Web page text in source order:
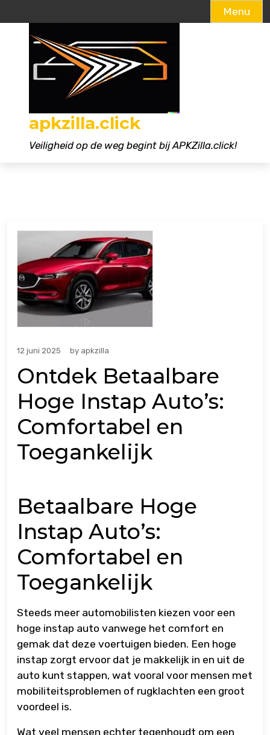
Menu
apkzilla.click
Veiligheid op de weg begint bij APKZilla.click!
12 juni 2025 by apkzilla
Ontdek Betaalbare
Hoge Instap Auto’s:
Comfortabel en
Toegankelijk
Betaalbare Hoge
Instap Auto’s:
Comfortabel en
Toegankelijk
Steeds meer automobilisten kiezen voor een
hoge instap auto vanwege het comfort en
gemak dat deze voertuigen bieden. Een hoge
instap zorgt ervoor dat je makkelijk in en uit de
auto kunt stappen, wat vooral voor mensen met
mobiliteitsproblemen of rugklachten een groot
voordeel is.
Wat veel mensen echter tegenhoudt om een